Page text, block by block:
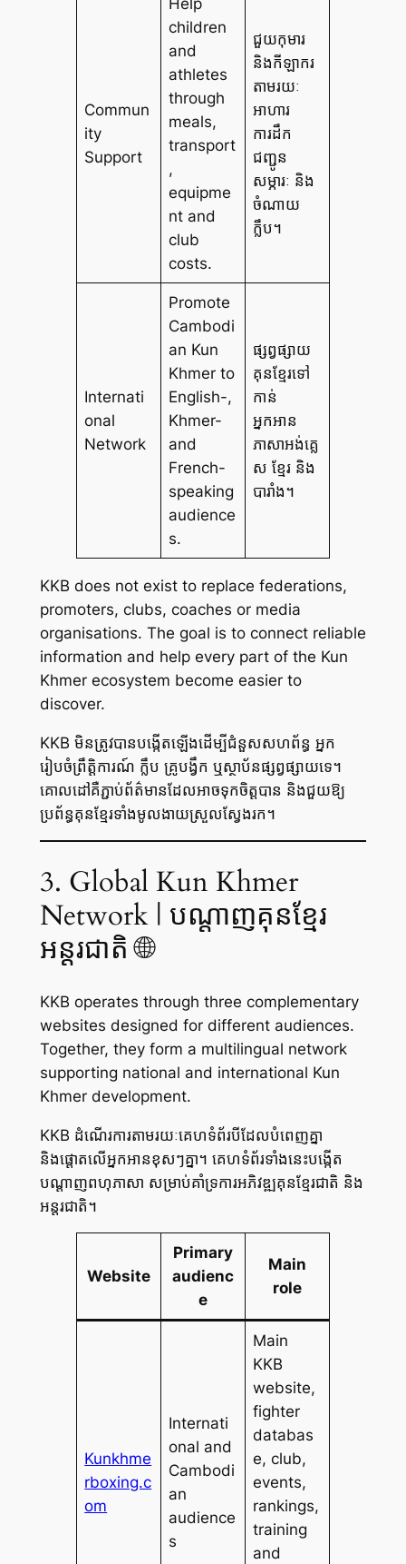
Commun
ity
Support
Help
children
and
athletes
through
meals,
transport
,
equipme
nt and
club
costs.
ជួយកុមារ
និងកីឡាករ
តាមរយៈ
អាហារ
ការដឹក
ជញ្ជូន
សម្ភារៈ និង
ចំណាយ
ក្លឹប។
Internati
onal
Network
Promote
Cambodi
an Kun
Khmer to
English-,
Khmer-
and
French-
speaking
audience
s.
ផ្សព្វផ្សាយ
គុនខ្មែរទៅ
កាន់
អ្នកអាន
ភាសាអង់គ្លេ
ស ខ្មែរ និង
បារាំង។
KKB does not exist to replace federations,
promoters, clubs, coaches or media
organisations. The goal is to connect reliable
information and help every part of the Kun
Khmer ecosystem become easier to
discover.
KKB មិនត្រូវបានបង្កើតឡើងដើម្បីជំនួសសហព័ន្ធ អ្នក
រៀបចំព្រឹត្តិការណ៍ ក្លឹប គ្រូបង្វឹក ឬស្ថាប័នផ្សព្វផ្សាយទេ។
គោលដៅគឺភ្ជាប់ព័ត៌មានដែលអាចទុកចិត្តបាន និងជួយឱ្យ
ប្រព័ន្ធគុនខ្មែរទាំងមូលងាយស្រួលស្វែងរក។
3. Global Kun Khmer
Network | បណ្តាញគុនខ្មែរ
អន្តរជាតិ 🌐
KKB operates through three complementary
websites designed for different audiences.
Together, they form a multilingual network
supporting national and international Kun
Khmer development.
KKB ដំណើរការតាមរយៈគេហទំព័របីដែលបំពេញគ្នា
និងផ្តោតលើអ្នកអានខុសៗគ្នា។ គេហទំព័រទាំងនេះបង្កើត
បណ្តាញពហុភាសា សម្រាប់គាំទ្រការអភិវឌ្ឍគុនខ្មែរជាតិ និង
អន្តរជាតិ។
Website
Primary
audienc
e
Main
role
Kunkhme
rboxing.c
om
Internati
onal and
Cambodi
an
audience
s
Main
KKB
website,
fighter
databas
e, club,
events,
rankings,
training
and